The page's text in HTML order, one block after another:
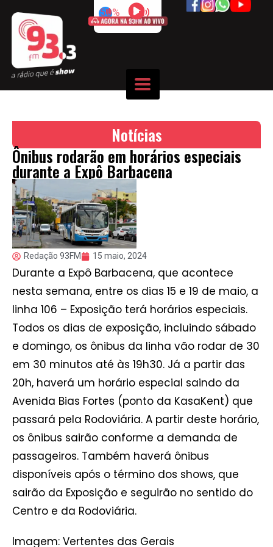
50%
Notícias
Ônibus rodarão em horários especiais
durante a Expô Barbacena
Redação 93FM 15 maio, 2024
Durante a Expô Barbacena, que acontece
nesta semana, entre os dias 15 e 19 de maio, a
linha 106 – Exposição terá horários especiais.
Todos os dias de exposição, incluindo sábado
e domingo, os ônibus da linha vão rodar de 30
em 30 minutos até às 19h30. Já a partir das
20h, haverá um horário especial saindo da
Avenida Bias Fortes (ponto da KasaKent) que
passará pela Rodoviária. A partir deste horário,
os ônibus sairão conforme a demanda de
passageiros. Também haverá ônibus
disponíveis após o término dos shows, que
sairão da Exposição e seguirão no sentido do
Centro e da Rodoviária.
Imagem: Vertentes das Gerais